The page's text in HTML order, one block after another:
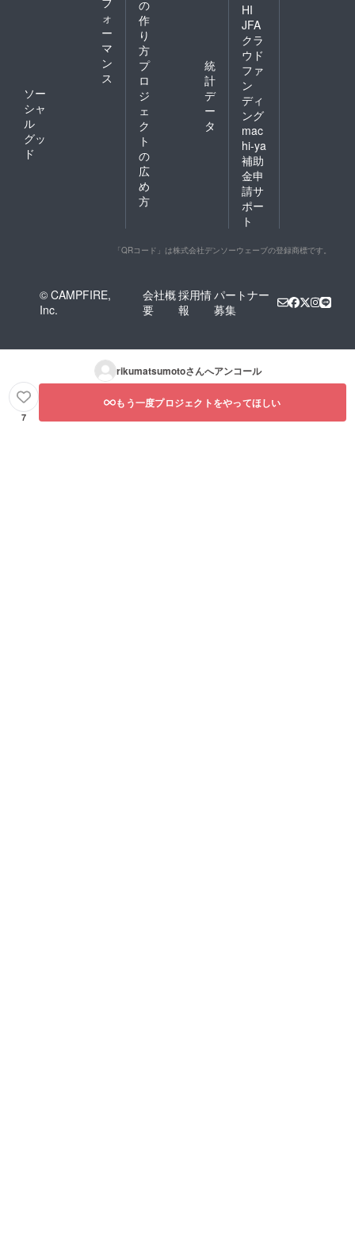
ォ
ー
マ
ン
ス
ソー
シャ
ル
グッ
ド
の
作
り
方
プ
ロ
ジ
ェ
ク
ト
の
広
め
方
統
計
デ
ー
タ
HI
JFA
クラ
ウド
ファ
ン
ディ
ング
mac
hi-ya
補助
金申
請サ
ポー
ト
「QRコード」は株式会社デンソーウェーブの登録商標です。
© CAMPFIRE,
Inc.
会社概
要
採用情
報
パートナー
募集
rikumatsumotoさんへアンコール
7
もう一度プロジェクトをやってほしい